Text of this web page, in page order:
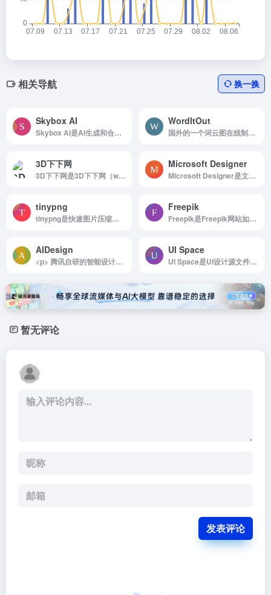
相关导航 换一换
Skybox AI
Skybox AI是AI生成和合成360°全景图像插画
WordItOut
国外的一个词云图在线制作生成网站
3D下下网
3D下下网是3D下下网（www.3dxx.cn） 以提供高端品质、最全最多的设计素材资源为出发点，涵盖 3D模型、SU模型、全景模型、材质灯光、施工图、设计案例、常用软件等素材资源。
Microsoft Designer
Microsoft Designer是文本描述和创建设计画面
tinypng
tinypng是快速图片压缩工具
Freepik
Freepik是Freepik网站如何使用 浏览...
AIDesign
<p> 腾讯自研的智能设计平台，免费在线生成品牌logo、企业VI，仅需3步助您开启业务。 </p>
UI Space
UI Space是UI设计源文件资源
暂无评论
发表评论